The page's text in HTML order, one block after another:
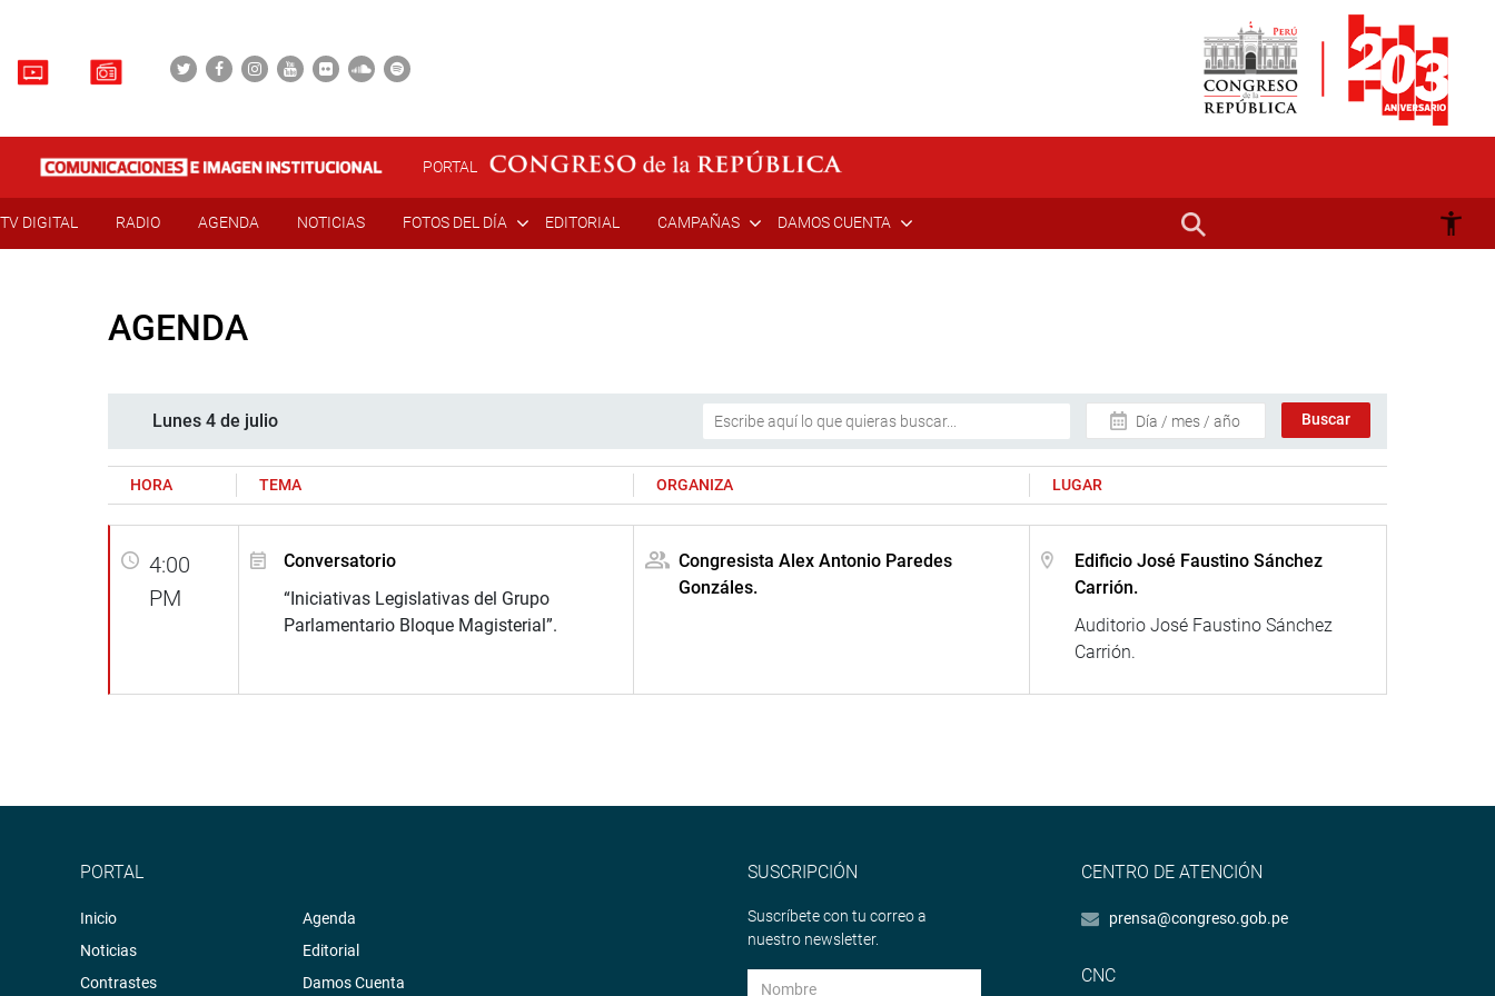
PORTAL
TV DIGITAL RADIO AGENDA NOTICIAS FOTOS DEL DÍA EDITORIAL CAMPAÑAS DAMOS CUENTA
AGENDA
Lunes 4 de julio Día / mes / año
HORA TEMA ORGANIZA LUGAR
4:00
PM
Conversatorio
“Iniciativas Legislativas del Grupo
Parlamentario Bloque Magisterial”.
Congresista Alex Antonio Paredes
Gonzáles.
Edificio José Faustino Sánchez
Carrión.
Auditorio José Faustino Sánchez
Carrión.
PORTAL
Inicio
Noticias
Contrastes
Agenda
Editorial
Damos Cuenta
SUSCRIPCIÓN
Suscríbete con tu correo a
nuestro newsletter.
CENTRO DE ATENCIÓN
prensa@congreso.gob.pe
CNC